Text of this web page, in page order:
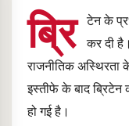
ब्रि
टेन के
कर दी
राजनीतिक
इस्तीफे के बाद ब्रिटेन
हो गई है।